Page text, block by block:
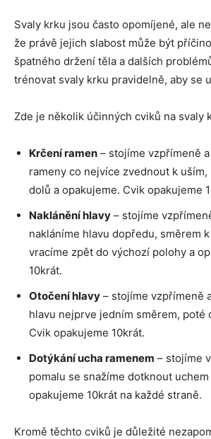
Svaly krku jsou často opomíjené, ale
že právě jejich slabost může být
špatného držení těla a dalších
trénovat svaly krku pravidelně, aby se
Zde je několik účinných cviků na svaly
Krčení ramen – stojíme vzpřímeně
rameny co nejvíce zvednout k
dolů a opakujeme. Cvik opakujeme
Naklánění hlavy – stojíme
nakláníme hlavu dopředu, směrem
vracíme zpět do výchozí polohy a
10krát.
Otočení hlavy – stojíme vzpřímeně
hlavu nejprve jedním směrem, poté
Cvik opakujeme 10krát.
Dotýkání ucha ramenem – stojíme
pomalu se snažíme dotknout
opakujeme 10krát na každé straně.
Kromě těchto cviků je důležité